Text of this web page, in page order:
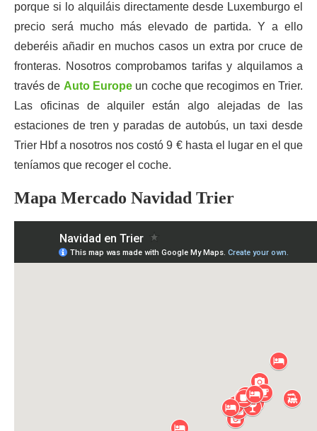
porque si lo alquiláis directamente desde Luxemburgo el
precio será mucho más elevado de partida. Y a ello
deberéis añadir en muchos casos un extra por cruce de
fronteras. Nosotros comprobamos tarifas y alquilamos a
través de Auto Europe un coche que recogimos en Trier.
Las oficinas de alquiler están algo alejadas de las
estaciones de tren y paradas de autobús, un taxi desde
Trier Hbf a nosotros nos costó 9 € hasta el lugar en el que
teníamos que recoger el coche.
Mapa Mercado Navidad Trier